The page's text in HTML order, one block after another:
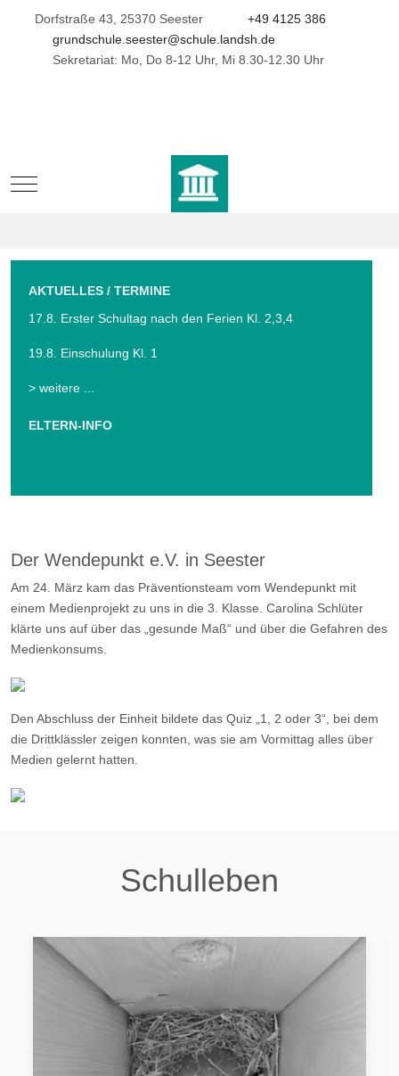
Dorfstraße 43, 25370 Seester
+49 4125 386
grundschule.seester@schule.landsh.de
Sekretariat: Mo, Do 8-12 Uhr, Mi 8.30-12.30 Uhr
Mobile Menu Toggle
AKTUELLES / TERMINE
17.8. Erster Schultag nach den Ferien Kl. 2,3,4
19.8. Einschulung Kl. 1
> weitere ...
ELTERN-INFO
Der Wendepunkt e.V. in Seester
Am 24. März kam das Präventionsteam vom Wendepunkt mit
einem Medienprojekt zu uns in die 3. Klasse. Carolina Schlüter
klärte uns auf über das „gesunde Maß“ und über die Gefahren des
Medienkonsums.
Den Abschluss der Einheit bildete das Quiz „1, 2 oder 3“, bei dem
die Drittklässler zeigen konnten, was sie am Vormittag alles über
Medien gelernt hatten.
Schulleben